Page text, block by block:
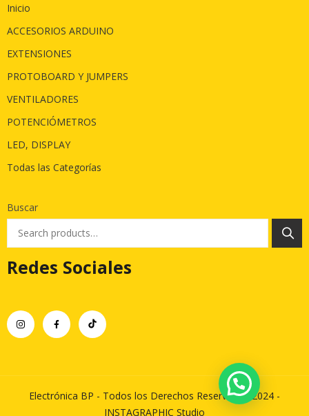
Inicio
ACCESORIOS ARDUINO
EXTENSIONES
PROTOBOARD Y JUMPERS
VENTILADORES
POTENCIÓMETROS
LED, DISPLAY
Todas las Categorías
Buscar
Redes Sociales
Electrónica BP - Todos los Derechos Reservados 2024 -
INSTAGRAPHIC Studio